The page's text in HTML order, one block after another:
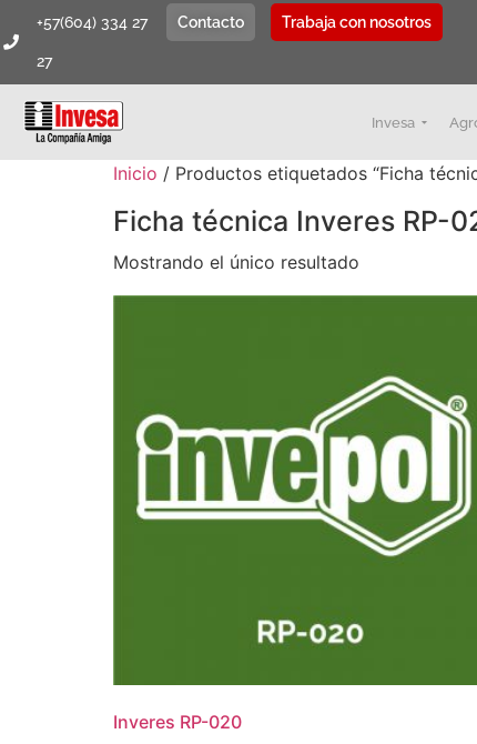
+57(604) 334 27
27
Contacto Trabaja con nosotros
Invesa
Inicio / Productos etiquetados “Ficha
Ficha técnica Inveres RP-
Mostrando el único resultado
Inveres RP-020